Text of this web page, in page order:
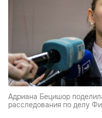
Адриана Бецишор
расследования по делу